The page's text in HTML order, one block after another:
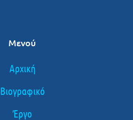
Μενού
Αρχική
Βιογραφικό
Έργο